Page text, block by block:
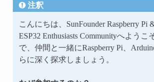
注釈
こんにちは、SunFounder Raspberry Pi
ESP32 Enthusiasts Communityへようこ
で、仲間と一緒にRaspberry Pi、
らに深く探求しましょう。